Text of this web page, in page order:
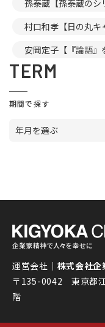
孫泰蔵【孫泰蔵のシ
村口和孝【日の丸キ
安岡定子【『論語』
TERM
期間で探す
年月を選ぶ
運営会社｜ 株式会社企
〒135-0042 東京都
階